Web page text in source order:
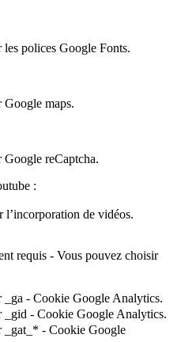
polices Google Fonts.
Google maps.
reCaptcha.
:
l’incorporation de vidéos.
requis - Vous pouvez choisir
_ga - Cookie Google Analytics.
_gid - Cookie Google Analytics.
_gat_* - Cookie Google